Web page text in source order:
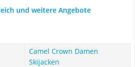
und weitere Angebote
Camel Crown Damen
Skijacken